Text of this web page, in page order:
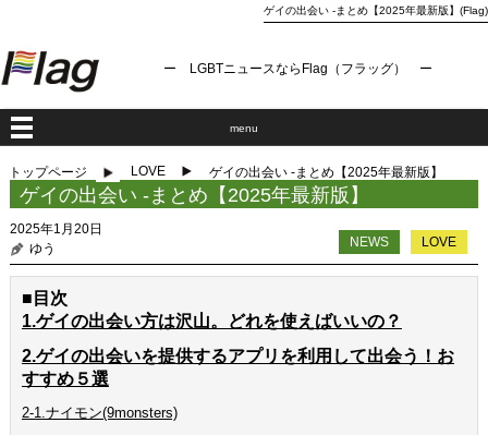
ゲイの出会い -まとめ【2025年最新版】(Flag)
ー LGBTニュースならFlag（フラッグ） ー
menu
トップページ LOVE ゲイの出会い -まとめ【2025年最新版】
ゲイの出会い -まとめ【2025年最新版】
LOVE
NEWS
2025年1月20日
ゆう
■目次
1.ゲイの出会い方は沢山。どれを使えばいいの？
2.ゲイの出会いを提供するアプリを利用して出会う！お
すすめ５選
2-1.ナイモン(9monsters)